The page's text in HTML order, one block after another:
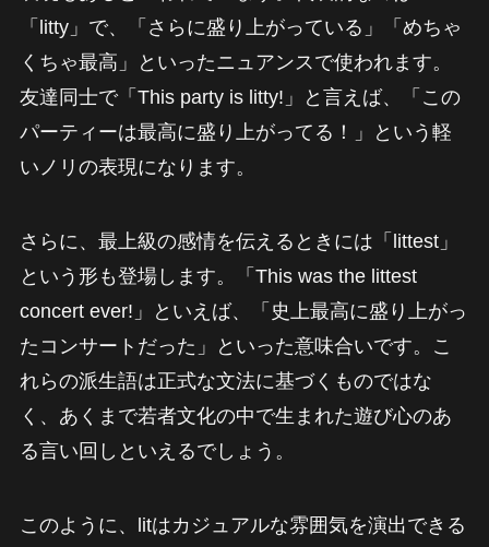
「litty」で、「さらに盛り上がっている」「めちゃ
くちゃ最高」といったニュアンスで使われます。
友達同士で「This party is litty!」と言えば、「この
パーティーは最高に盛り上がってる！」という軽
いノリの表現になります。
さらに、最上級の感情を伝えるときには「littest」
という形も登場します。「This was the littest
concert ever!」といえば、「史上最高に盛り上がっ
たコンサートだった」といった意味合いです。こ
れらの派生語は正式な文法に基づくものではな
く、あくまで若者文化の中で生まれた遊び心のあ
る言い回しといえるでしょう。
このように、litはカジュアルな雰囲気を演出できる